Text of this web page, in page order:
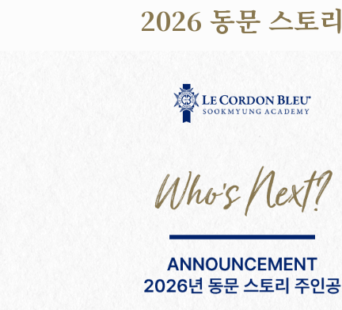
2026 동문 스토리